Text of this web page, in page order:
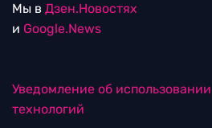
Мы в Дзен.Новостях
и Google.News
Уведомление об
технологий